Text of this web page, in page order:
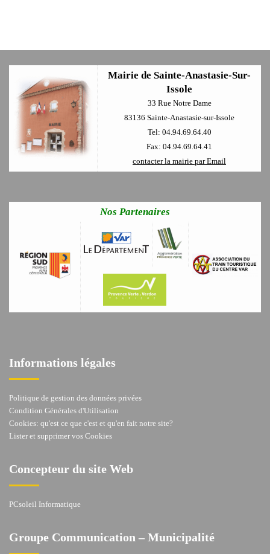
Mairie de Sainte-Anastasie-Sur-
Issole
33 Rue Notre Dame
83136 Sainte-Anastasie-sur-Issole
Tel: 04.94.69.64.40
Fax: 04.94.69.64.41
contacter la mairie par Email
Nos Partenaires
Informations légales
Politique de gestion des données privées
Condition Générales d'Utilisation
Cookies: qu'est ce que c'est et qu'en fait notre site?
Lister et supprimer vos Cookies
Concepteur du site Web
PCsoleil Informatique
Groupe Communication – Municipalité